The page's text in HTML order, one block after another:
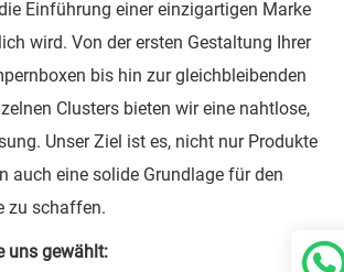
Einführung einer einzigartigen Marke
wird. Von der ersten Gestaltung Ihrer
bis hin zur gleichbleibenden
Clusters bieten wir eine nahtlose,
Unser Ziel ist es, nicht nur Produkte
auch eine solide Grundlage für den
zu schaffen.
uns gewählt: